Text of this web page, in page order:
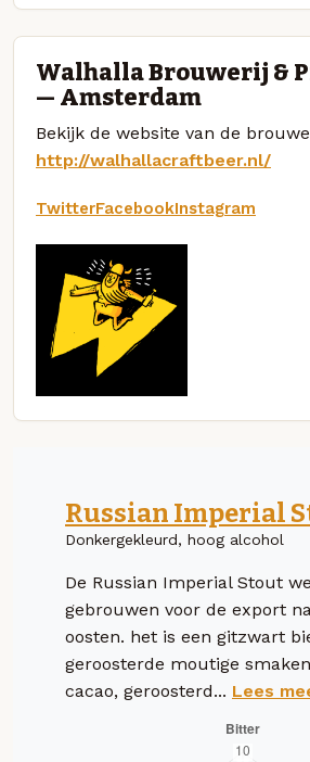
Walhalla Brouwerij &
— Amsterdam
Bekijk de website van de
http://walhallacraftbeer.nl/
TwitterFacebookInstagram
Russian Imperial
Donkergekleurd, hoog alcohol
De Russian Imperial Stout
gebrouwen voor de export
oosten. het is een gitzwart
geroosterde moutige
cacao, geroosterd... Lees